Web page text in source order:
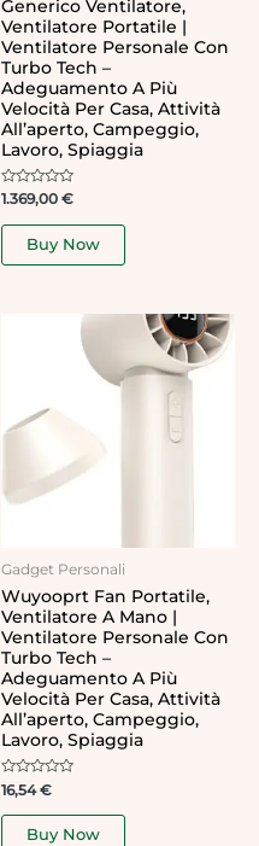
Generico Ventilatore,
Ventilatore Portatile |
Ventilatore Personale Con
Turbo Tech –
Adeguamento A Più
Velocità Per Casa, Attività
All’aperto, Campeggio,
Lavoro, Spiaggia
Rated
out
1.369,00 €
Buy Now
Gadget Personali
Wuyooprt Fan Portatile,
Ventilatore A Mano |
Ventilatore Personale Con
Turbo Tech –
Adeguamento A Più
Velocità Per Casa, Attività
All’aperto, Campeggio,
Lavoro, Spiaggia
Rated
0
out
16,54€
Buy Now